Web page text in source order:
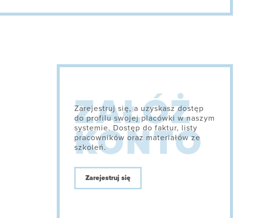
Zarejestruj się, a uzyskasz dostęp
do profilu swojej placówki w naszym
systemie. Dostęp do faktur, listy
pracowników oraz materiałów ze
szkoleń.
Zarejestruj się